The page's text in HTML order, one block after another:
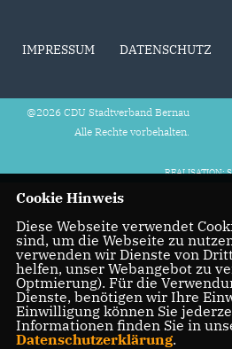
IMPRESSUM DATENSCHUTZ
@2026 CDU Stadtverband Bernau
Alle Rechte vorbehalten.
REALISATION:
Cookie Hinweis
Diese Webseite verwendet
sind, um die Webseite zu
verwenden wir Dienste von
helfen, unser Webangebot zu
Optmierung). Für die
Dienste, benötigen wir Ihre
Einwilligung können Sie
Informationen finden Sie in
Datenschutzerklärung.